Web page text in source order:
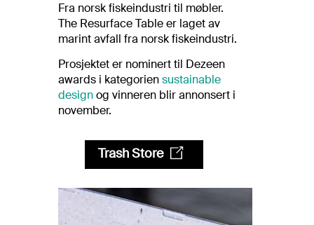
Fra norsk fiskeindustri til møbler.
The Resurface Table er laget av
marint avfall fra norsk fiskeindustri.
Prosjektet er nominert til Dezeen
awards i kategoriensustainable
designog vinneren blir annonsert i
november.
Trash Store